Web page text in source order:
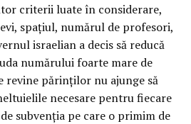
criterii luate în considerare,
spațiul, numărul de profesori,
israelian a decis să reducă
numărului foarte mare de
revine părinților nu ajunge să
necesare pentru fiecare
subvenția pe care o primim de